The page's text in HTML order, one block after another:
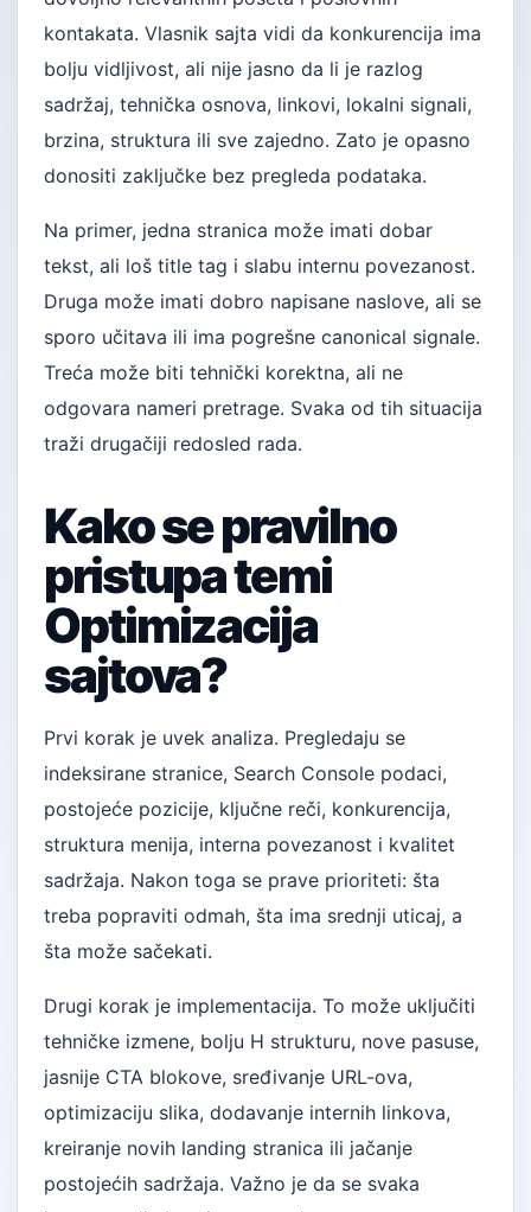
kontakata. Vlasnik sajta vidi da konkurencija ima
bolju vidljivost, ali nije jasno da li je razlog
sadržaj, tehnička osnova, linkovi, lokalni signali,
brzina, struktura ili sve zajedno. Zato je opasno
donositi zaključke bez pregleda podataka.
Na primer, jedna stranica može imati dobar
tekst, ali loš title tag i slabu internu povezanost.
Druga može imati dobro napisane naslove, ali se
sporo učitava ili ima pogrešne canonical signale.
Treća može biti tehnički korektna, ali ne
odgovara nameri pretrage. Svaka od tih situacija
traži drugačiji redosled rada.
Kako se pravilno
pristupa temi
Optimizacija
sajtova?
Prvi korak je uvek analiza. Pregledaju se
indeksirane stranice, Search Console podaci,
postojeće pozicije, ključne reči, konkurencija,
struktura menija, interna povezanost i kvalitet
sadržaja. Nakon toga se prave prioriteti: šta
treba popraviti odmah, šta ima srednji uticaj, a
šta može sačekati.
Drugi korak je implementacija. To može uključiti
tehničke izmene, bolju H strukturu, nove pasuse,
jasnije CTA blokove, sređivanje URL-ova,
optimizaciju slika, dodavanje internih linkova,
kreiranje novih landing stranica ili jačanje
postojećih sadržaja. Važno je da se svaka